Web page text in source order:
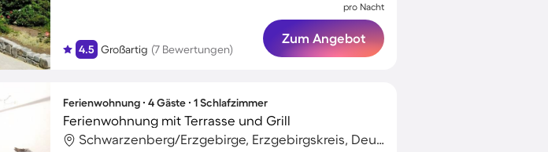
4.5 Großartig (7 Bewertungen)
pro Nacht
Zum Angebot
Ferienwohnung ∙ 4 Gäste ∙ 1 Schlafzimmer
Ferienwohnung mit Terrasse und Grill
Schwarzenberg/Erzgebirge, Erzgebirgskreis, Deutschland